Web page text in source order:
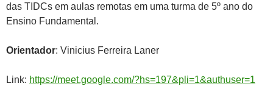
das TIDCs em aulas remotas em uma turma de 5º ano do
Ensino Fundamental.
Orientador: Vinicius Ferreira Laner
Link: https://meet.google.com/?hs=197&pli=1&authuser=1